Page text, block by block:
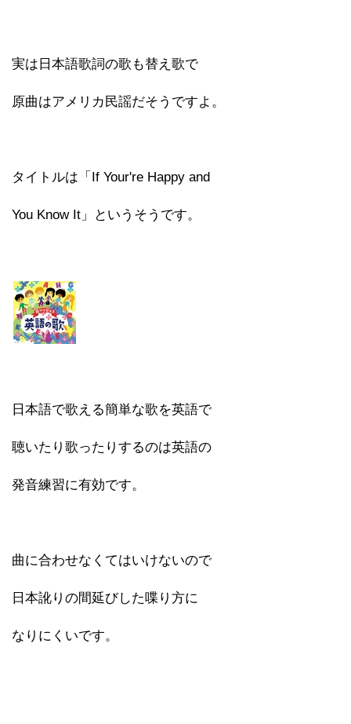
実は日本語歌詞の歌も替え歌で
原曲はアメリカ民謡だそうですよ。
タイトルは「If Your're Happy and
You Know It」というそうです。
日本語で歌える簡単な歌を英語で
聴いたり歌ったりするのは英語の
発音練習に有効です。
曲に合わせなくてはいけないので
日本訛りの間延びした喋り方に
なりにくいです。